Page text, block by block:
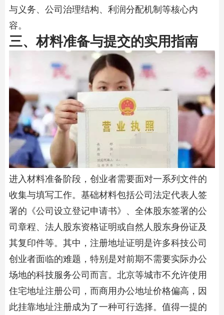
与义务、公司治理结构、利润分配机制等核心内
容。
三、材料准备与提交的实用指南
进入材料准备阶段，创业者需要面对一系列文件的
收集与填写工作。基础材料包括公司法定代表人签
署的《公司设立登记申请书》、全体股东签署的公
司章程、法人股东资格证明或自然人股东身份证及
其复印件等。其中，注册地址证明是许多科技公司
创业者面临的难题，特别是对前期不需要实际办公
场地的科技服务公司而言。北京等城市不允许使用
住宅地址注册公司，而商用办公地址价格偏高，因
此挂靠地址注册成为了一种可行选择。值得一提的